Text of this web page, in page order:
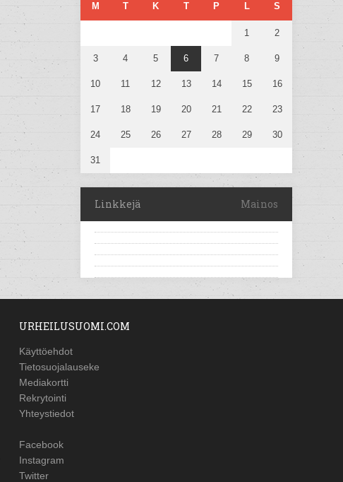
M T K T P L S
1 2
3 4 5 6 7 8 9
10 11 12 13 14 15 16
17 18 19 20 21 22 23
24 25 26 27 28 29 30
31
Linkkejä Mainos
URHEILUSUOMI.COM
Käyttöehdot
Tietosuojalauseke
Mediakortti
Rekrytointi
Yhteystiedot
Facebook
Instagram
Twitter